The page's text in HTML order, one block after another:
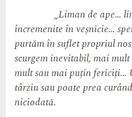
„Liman de ape…
încremenite în veșnicie…
purtăm în suflet propriul
scurgem inevitabil, mai
mult sau mai puțin fericiți…
târziu sau poate prea
niciodată.